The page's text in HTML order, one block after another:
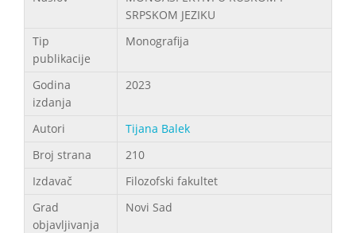
SRPSKOM JEZIKU
Tip
publikacije
Monografija
Godina
izdanja
2023
Autori
Tijana Balek
Broj strana
210
Izdavač
Filozofski fakultet
Grad
objavljivanja
Novi Sad